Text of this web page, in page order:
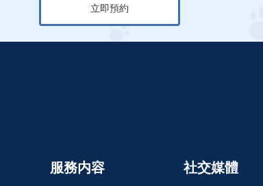
立即預約
服務内容 社交媒體